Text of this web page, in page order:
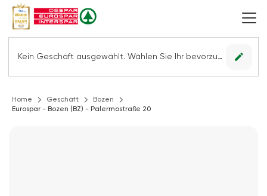
Kein Geschäft ausgewählt. Wählen Sie Ihr bevorzugtes Geschäft, um alle Angebote sehen zu können. edit
Home Geschäft
Bozen
Eurospar - Bozen (BZ) - Palermostraße 20